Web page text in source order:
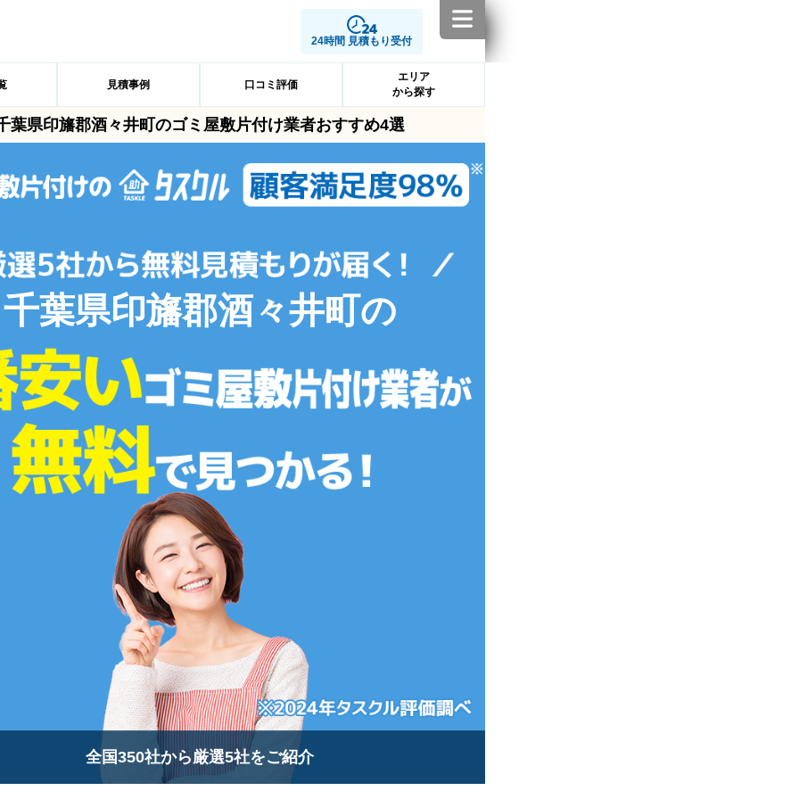
24時間 見積もり受付
見積事例 口コミ評価
エリア
から探す
葉県印旛郡酒々井町のゴミ屋敷片付け業者おすすめ4選
千葉県印旛郡酒々井町の
全国350社から厳選5社をご紹介